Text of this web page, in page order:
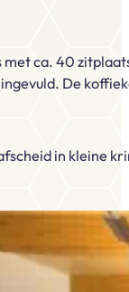
ca. 40
De
in kleine